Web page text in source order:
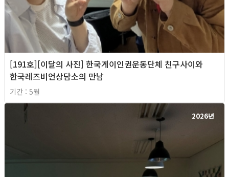
[191호][이달의 사진] 한국게이인권운동단체 친구사이와
한국레즈비언상담소의 만남
기간 : 5월
2026년